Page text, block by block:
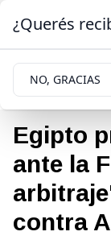
Egipto
ante la
contra
¿Querés
NO, GRACIAS